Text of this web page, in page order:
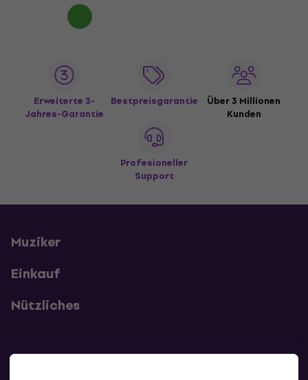
Erweiterte 3-
Jahres-Garantie
Bestpreisgarantie
Über 3 Millionen
Kunden
Profesioneller
Support
Muziker
Einkauf
Nützliches